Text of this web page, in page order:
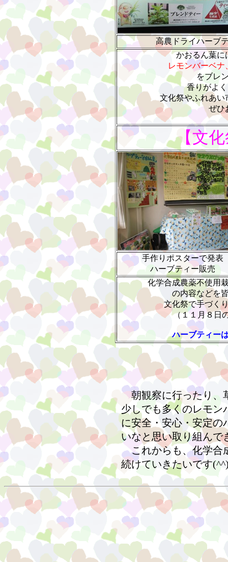
高農ドライハーブ
かおるん葉に
レモンバーベ
をブレ
香りがよ
文化祭やふれあい
ぜひ
【文
手作りポスターで発表
ハーブティー販売
化学合成農薬不使用
の内容などを
文化祭で手づく
（１１月８日
ハーブティー
朝観察に行ったり、
少しでも多くのレモン
に安全・安心・安定の
いなと思い取り組んで
これからも、化学合
続けていきたいです